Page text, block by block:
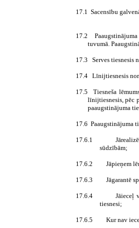
17.1 Sacensību
17.2
tuvumā.
17.3 Serves tiesnesis
17.4 Līnijtiesnesis
17.5
Tiesneša
līnijtiesnesis, pēc
paaugstinājuma
17.6 Paaugstinājuma
17.6.1
sūdzībām;
17.6.2 Jāpieņem
17.6.3 Jāgarantē
17.6.4
Jāieceļ
tiesnesi;
17.6.5 Kur nav